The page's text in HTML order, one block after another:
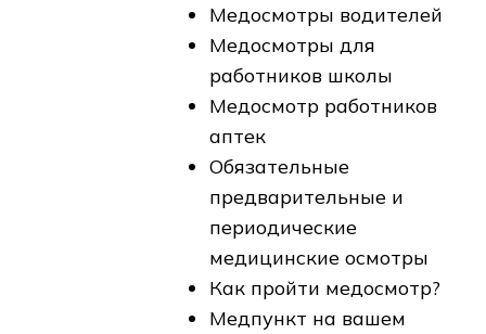
Медосмотры водителей
Медосмотры для
работников школы
Медосмотр работников
аптек
Обязательные
предварительные и
периодические
медицинские осмотры
Как пройти медосмотр?
Медпункт на вашем